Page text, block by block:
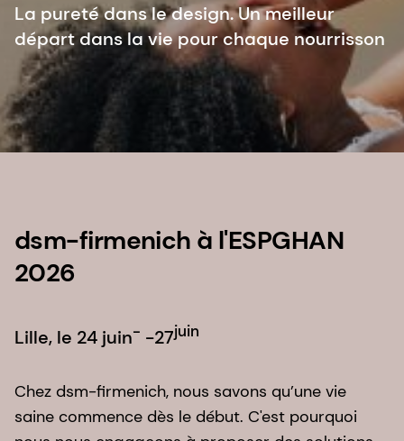
La pureté dans le design. Un meilleur
départ dans la vie pour chaque nourrisson
dsm-firmenich à l'ESPGHAN
2026
Lille, le 24 juin- -27juin
Chez dsm-firmenich, nous savons qu’une vie
saine commence dès le début. C'est pourquoi